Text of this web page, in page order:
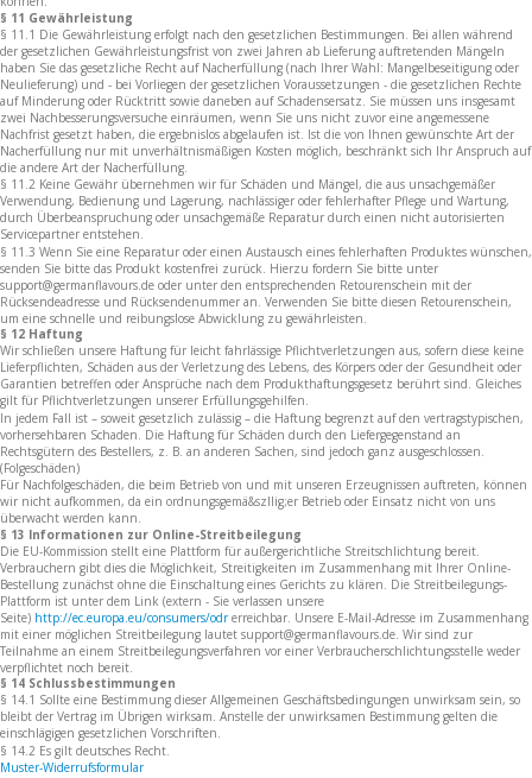
§ 11 Gewährleistung
§ 11.1 Die Gewährleistung erfolgt nach den gesetzlichen Bestimmungen. Bei allen während
der gesetzlichen Gewährleistungsfrist von zwei Jahren ab Lieferung auftretenden Mängeln
haben Sie das gesetzliche Recht auf Nacherfüllung (nach Ihrer Wahl: Mangelbeseitigung oder
Neulieferung) und - bei Vorliegen der gesetzlichen Voraussetzungen - die gesetzlichen Rechte
auf Minderung oder Rücktritt sowie daneben auf Schadensersatz. Sie müssen uns insgesamt
zwei Nachbesserungsversuche einräumen, wenn Sie uns nicht zuvor eine angemessene
Nachfrist gesetzt haben, die ergebnislos abgelaufen ist. Ist die von Ihnen gewünschte Art der
Nacherfüllung nur mit unverhältnismäßigen Kosten möglich, beschränkt sich Ihr Anspruch auf
die andere Art der Nacherfüllung.
§ 11.2 Keine Gewähr übernehmen wir für Schäden und Mängel, die aus unsachgemäßer
Verwendung, Bedienung und Lagerung, nachlässiger oder fehlerhafter Pflege und Wartung,
durch Überbeanspruchung oder unsachgemäße Reparatur durch einen nicht autorisierten
Servicepartner entstehen.
§ 11.3 Wenn Sie eine Reparatur oder einen Austausch eines fehlerhaften Produktes wünschen,
senden Sie bitte das Produkt kostenfrei zurück. Hierzu fordern Sie bitte unter
support@germanflavours.de oder unter den entsprechenden Retourenschein mit der
Rücksendeadresse und Rücksendenummer an. Verwenden Sie bitte diesen Retourenschein,
um eine schnelle und reibungslose Abwicklung zu gewährleisten.
§ 12 Haftung
Wir schließen unsere Haftung für leicht fahrlässige Pflichtverletzungen aus, sofern diese keine
Lieferpflichten, Schäden aus der Verletzung des Lebens, des Körpers oder der Gesundheit oder
Garantien betreffen oder Ansprüche nach dem Produkthaftungsgesetz berührt sind. Gleiches
gilt für Pflichtverletzungen unserer Erfüllungsgehilfen.
In jedem Fall ist – soweit gesetzlich zulässig – die Haftung begrenzt auf den vertragstypischen,
vorhersehbaren Schaden. Die Haftung für Schäden durch den Liefergegenstand an
Rechtsgütern des Bestellers, z. B. an anderen Sachen, sind jedoch ganz ausgeschlossen.
(Folgeschäden)
Für Nachfolgeschäden, die beim Betrieb von und mit unseren Erzeugnissen auftreten, können
wir nicht aufkommen, da ein ordnungsgemä&szllig;er Betrieb oder Einsatz nicht von uns
überwacht werden kann.
§ 13 Informationen zur Online-Streitbeilegung
Die EU-Kommission stellt eine Plattform für außergerichtliche Streitschlichtung bereit.
Verbrauchern gibt dies die Möglichkeit, Streitigkeiten im Zusammenhang mit Ihrer Online-
Bestellung zunächst ohne die Einschaltung eines Gerichts zu klären. Die Streitbeilegungs-
Plattform ist unter dem Link (extern - Sie verlassen unsere
Seite) http://ec.europa.eu/consumers/odrerreichbar. Unsere E-Mail-Adresse im Zusammenhang
mit einer möglichen Streitbeilegung lautet support@germanflavours.de. Wir sind zur
Teilnahme an einem Streitbeilegungsverfahren vor einer Verbraucherschlichtungsstelle weder
verpflichtet noch bereit.
§ 14 Schlussbestimmungen
§ 14.1 Sollte eine Bestimmung dieser Allgemeinen Geschäftsbedingungen unwirksam sein, so
bleibt der Vertrag im Übrigen wirksam. Anstelle der unwirksamen Bestimmung gelten die
einschlägigen gesetzlichen Vorschriften.
§ 14.2 Es gilt deutsches Recht.
Muster-Widerrufsformular